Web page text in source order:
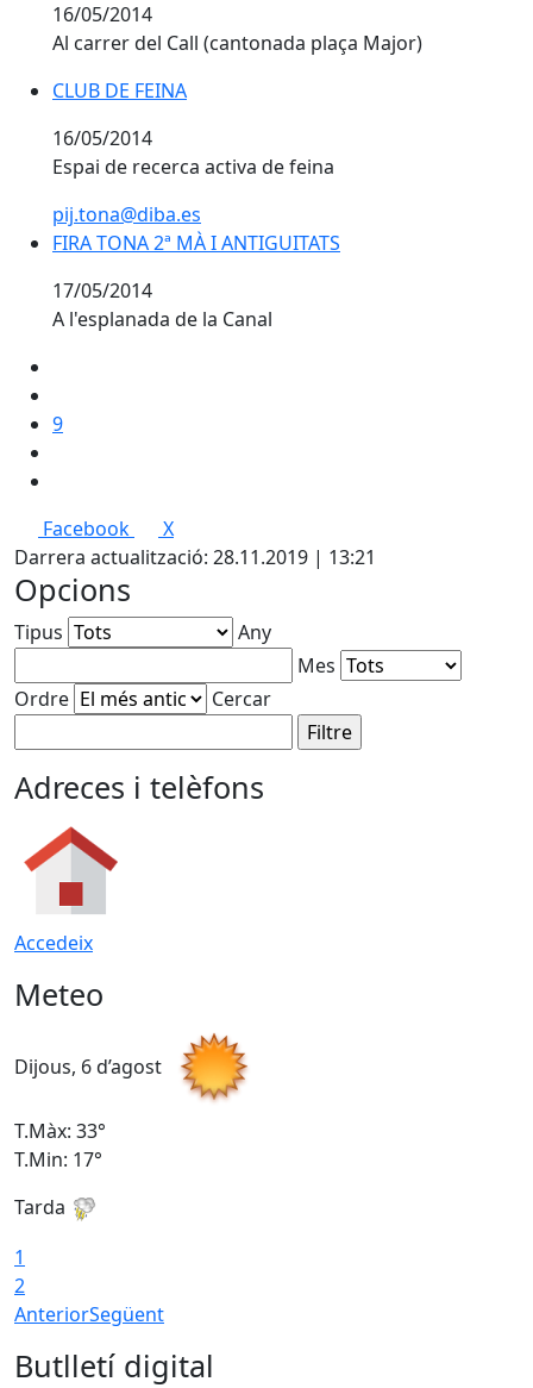
16/05/2014
Al carrer del Call (cantonada plaça Major)
CLUB DE FEINA
CLUB DE FEINA
16/05/2014
Espai de recerca activa de feina
pij.tona@diba.es
FIRA TONA 2ª MÀ I ANTIGUITATS
FIRA TONA 2ª MÀ I ANTIGUITATS
17/05/2014
A l'esplanada de la Canal
9
Facebook
X
Darrera actualització: 28.11.2019 | 13:21
Opcions
Tipus
Any
Mes
Ordre
Cercar
Adreces i telèfons
Accedeix
Meteo
Dijous, 6 d’agost
T.Màx: 33°
T.Min: 17°
Tarda
1
2
AnteriorSegüent
Butlletí digital